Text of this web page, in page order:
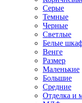
Серые
Темные
Черные
Светлые
Белые
Венге
Размер
Маленькие
Большие
Средние
Отделка и